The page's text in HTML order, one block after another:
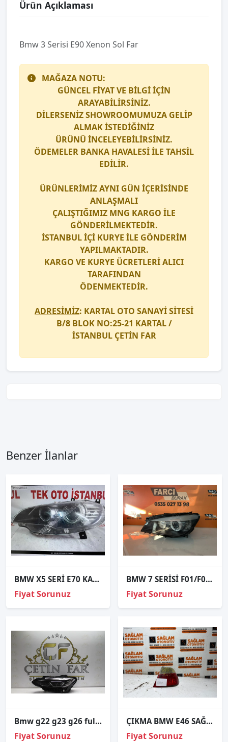
Ürün Açıklaması
Bmw 3 Serisi E90 Xenon Sol Far
MAĞAZA NOTU:
GÜNCEL FİYAT VE BİLGİ İÇİN
ARAYABİLİRSİNİZ.
DİLERSENİZ SHOWROOMUMUZA GELİP
ALMAK İSTEDİĞİNİZ
ÜRÜNÜ İNCELEYEBİLİRSİNİZ.
ÖDEMELER BANKA HAVALESİ İLE TAHSİL
EDİLİR.
ÜRÜNLERİMİZ AYNI GÜN İÇERİSİNDE
ANLAŞMALI
ÇALIŞTIĞIMIZ MNG KARGO İLE
GÖNDERİLMEKTEDİR.
İSTANBUL İÇİ KURYE İLE GÖNDERİM
YAPILMAKTADIR.
KARGO VE KURYE ÜCRETLERİ ALICI
TARAFINDAN
ÖDENMEKTEDİR.
ADRESİMİZ: KARTAL OTO SANAYİ SİTESİ
B/8 BLOK NO:25-21 KARTAL /
İSTANBUL ÇETİN FAR
Benzer İlanlar
BMW X5 SERİ E70 KASA SOL XENON FAR
Fiyat Sorunuz
BMW 7 SERİSİ F01/F02 SOL FAR ORJİNAL
Fiyat Sorunuz
Bmw g22 g23 g26 full led sol far orj çıkma 5a19351-04
Fiyat Sorunuz
ÇIKMA BMW E46 SAĞ ARKA STOP 6920700
Fiyat Sorunuz